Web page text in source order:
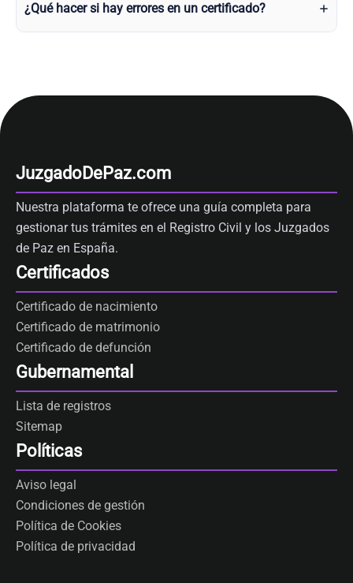
¿Qué hacer si hay errores en un certificado?
JuzgadoDePaz.com
Nuestra plataforma te ofrece una guía completa para
gestionar tus trámites en el Registro Civil y los Juzgados
de Paz en España.
Certificados
Certificado de nacimiento
Certificado de matrimonio
Certificado de defunción
Gubernamental
Lista de registros
Sitemap
Políticas
Aviso legal
Condiciones de gestión
Política de Cookies
Política de privacidad